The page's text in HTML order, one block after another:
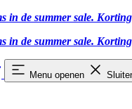
in de summer sale.
in de summer sale.
Menu openen